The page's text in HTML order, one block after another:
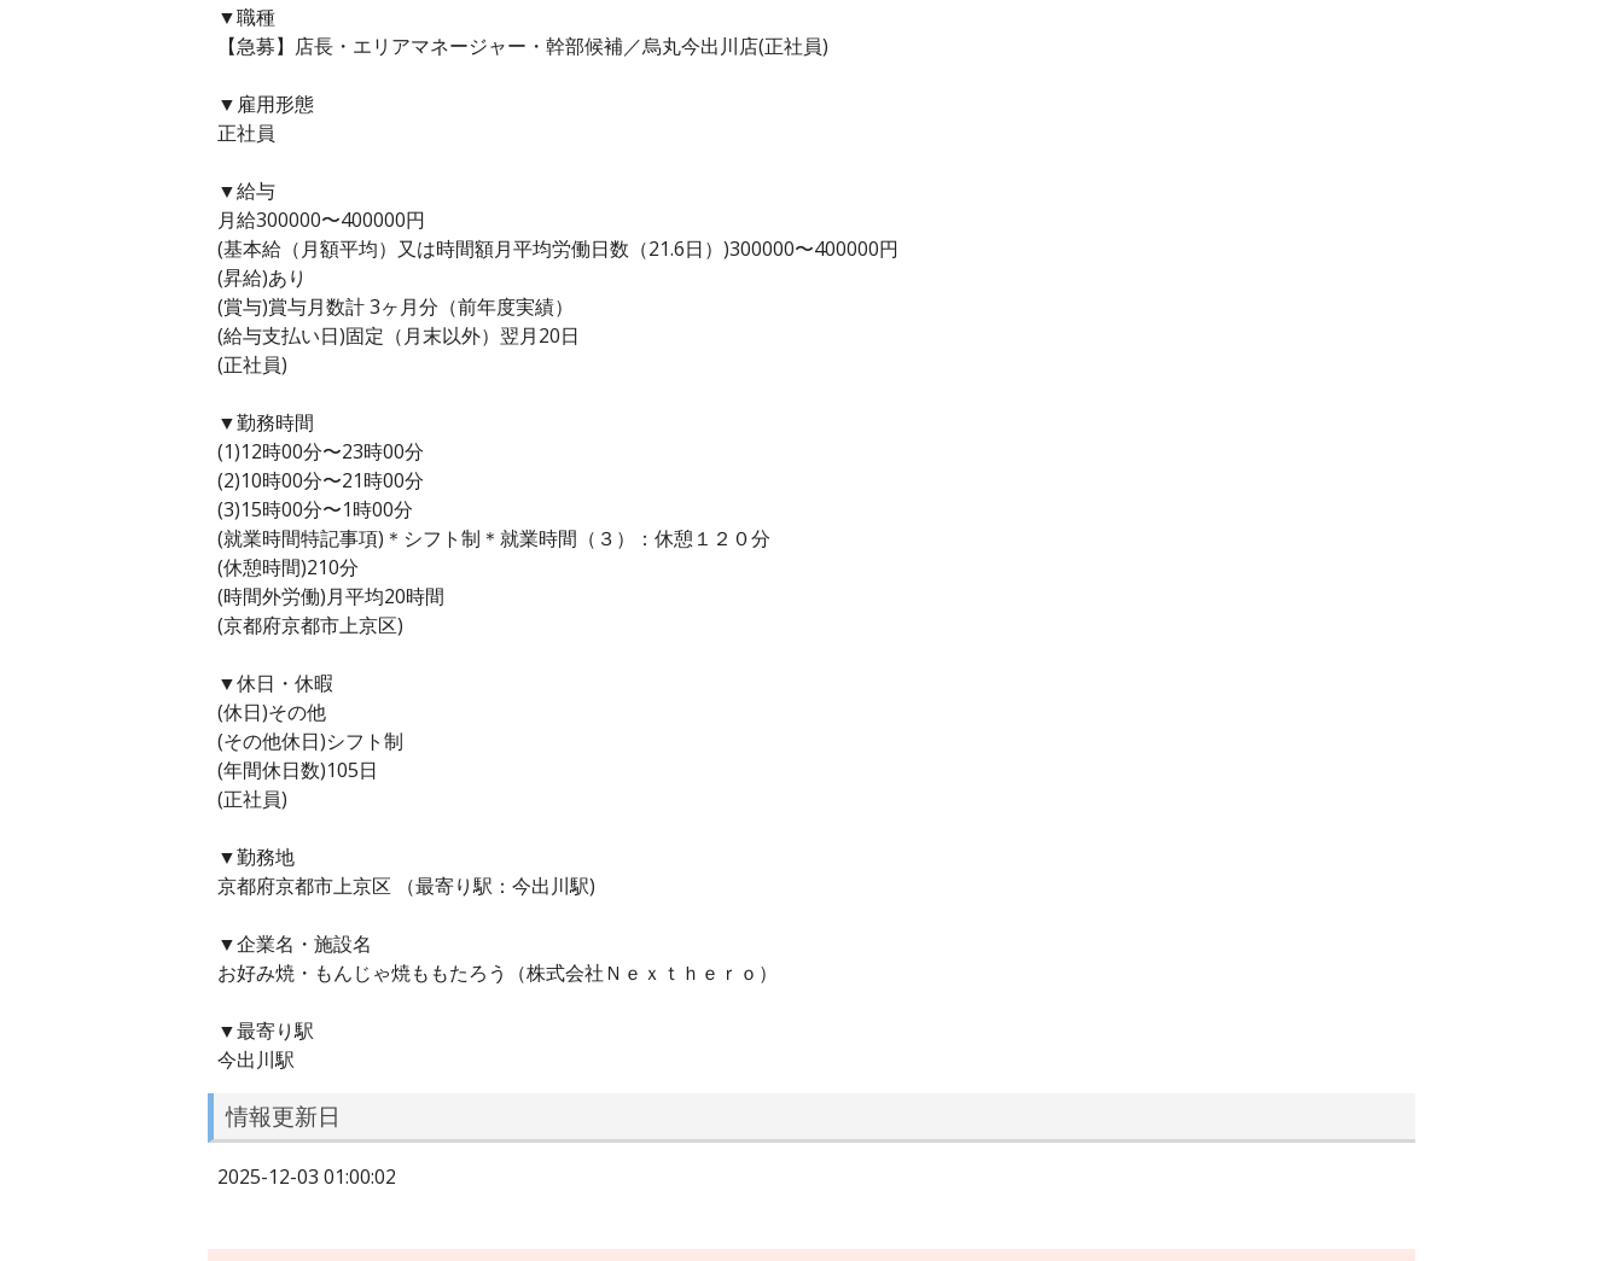
▼職種
【急募】店長・エリアマネージャー・幹部候補／烏丸今出川店(正社員)
▼雇用形態
正社員
▼給与
月給300000〜400000円
(基本給（月額平均）又は時間額月平均労働日数（21.6日）)300000〜400000円
(昇給)あり
(賞与)賞与月数計 3ヶ月分（前年度実績）
(給与支払い日)固定（月末以外）翌月20日
(正社員)
▼勤務時間
(1)12時00分〜23時00分
(2)10時00分〜21時00分
(3)15時00分〜1時00分
(就業時間特記事項)＊シフト制＊就業時間（３）：休憩１２０分
(休憩時間)210分
(時間外労働)月平均20時間
(京都府京都市上京区)
▼休日・休暇
(休日)その他
(その他休日)シフト制
(年間休日数)105日
(正社員)
▼勤務地
京都府京都市上京区 （最寄り駅：今出川駅)
▼企業名・施設名
お好み焼・もんじゃ焼ももたろう（株式会社Ｎｅｘｔｈｅｒｏ）
▼最寄り駅
今出川駅
情報更新日
2025-12-03 01:00:02